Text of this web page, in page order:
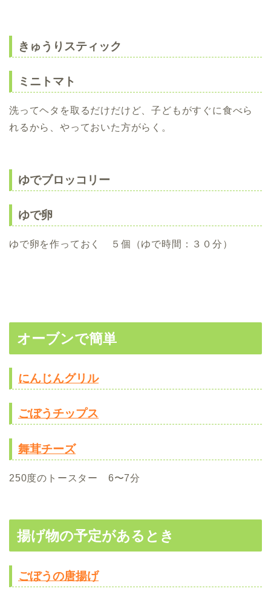
きゅうりスティック
ミニトマト
洗ってヘタを取るだけだけど、子どもがすぐに食べら
れるから、やっておいた方がらく。
ゆでブロッコリー
ゆで卵
ゆで卵を作っておく ５個（ゆで時間：３０分）
オーブンで簡単
にんじんグリル
ごぼうチップス
舞茸チーズ
250度のトースター 6〜7分
揚げ物の予定があるとき
ごぼうの唐揚げ